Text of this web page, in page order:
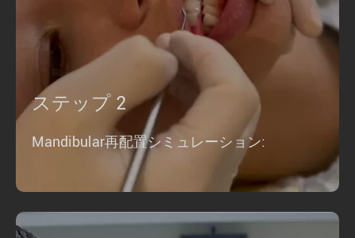
ステップ 2
Mandibular再配置シミュレーション: